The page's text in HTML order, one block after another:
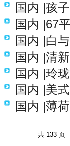
国内 |孩
国内 |67
国内 |白
国内 |清
国内 |玲
国内 |美
国内 |薄
共 133 页